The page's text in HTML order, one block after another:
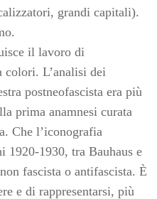
grandi capitali).
il lavoro di
colori. L’analisi dei
postneofascista era più
prima anamnesi curata
Che l’iconografia
1920-1930, tra Bauhaus e
fascista o antifascista. È
e di rappresentarsi, più